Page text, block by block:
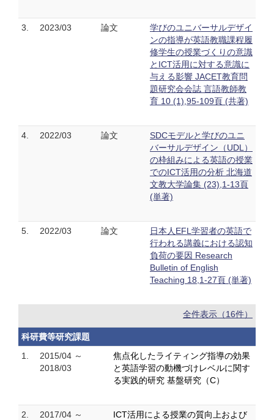
3. 2023/03 論文
学びのユニバーサルデザイ
ンの指導が英語教職課程履
修学生の授業づくりの意識
とICT活用に対する意識に
与える影響 JACET教育問
題研究会会誌 言語教師教
育 10 (1),95-109頁 (共著)
4. 2022/03 論文
SDCモデルと学びのユニ
バーサルデザイン（UDL）
の枠組みによる英語の授業
でのICT活用の分析 北海道
文教大学論集 (23),1-13頁
(単著)
5. 2022/03 論文
日本人EFL学習者の英語で
行われる講義における認知
負荷の要因 Research
Bulletin of English
Teaching 18,1-27頁 (単著)
全件表示（16件）
科研費等研究課題
1.
2015/04 ～
2018/03
焦点化したライティング指導の効果
と英語学習の動機づけレベルに関す
る実践的研究 基盤研究（C）
2.
2017/04 ～
ICT活用による授業の質向上および